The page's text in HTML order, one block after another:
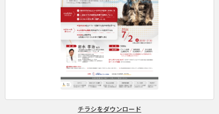
チラシをダウンロード